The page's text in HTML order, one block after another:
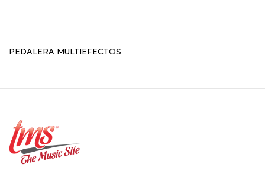
PEDALERA MULTIEFECTOS